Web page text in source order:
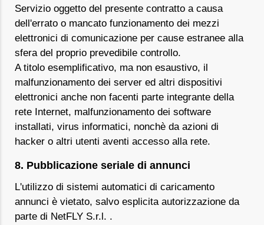
Servizio oggetto del presente contratto a causa
dell'errato o mancato funzionamento dei mezzi
elettronici di comunicazione per cause estranee alla
sfera del proprio prevedibile controllo.
A titolo esemplificativo, ma non esaustivo, il
malfunzionamento dei server ed altri dispositivi
elettronici anche non facenti parte integrante della
rete Internet, malfunzionamento dei software
installati, virus informatici, nonchè da azioni di
hacker o altri utenti aventi accesso alla rete.
8. Pubblicazione seriale di annunci
L'utilizzo di sistemi automatici di caricamento
annunci è vietato, salvo esplicita autorizzazione da
parte di NetFLY S.r.l. .